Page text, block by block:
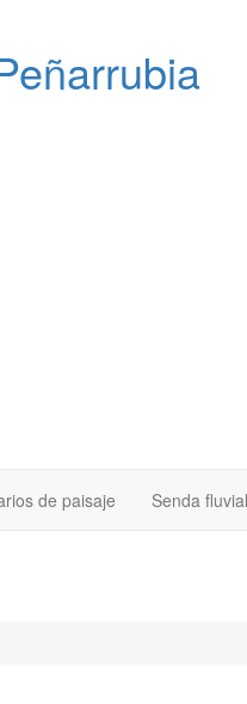
de paisaje Senda fluvial